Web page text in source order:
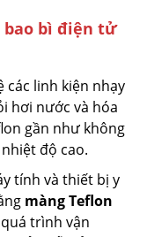
bao bì điện tử
các linh kiện nhạy
hơi nước và hóa
gần như không
độ cao.
tính và thiết bị y
màng Teflon
trình vận